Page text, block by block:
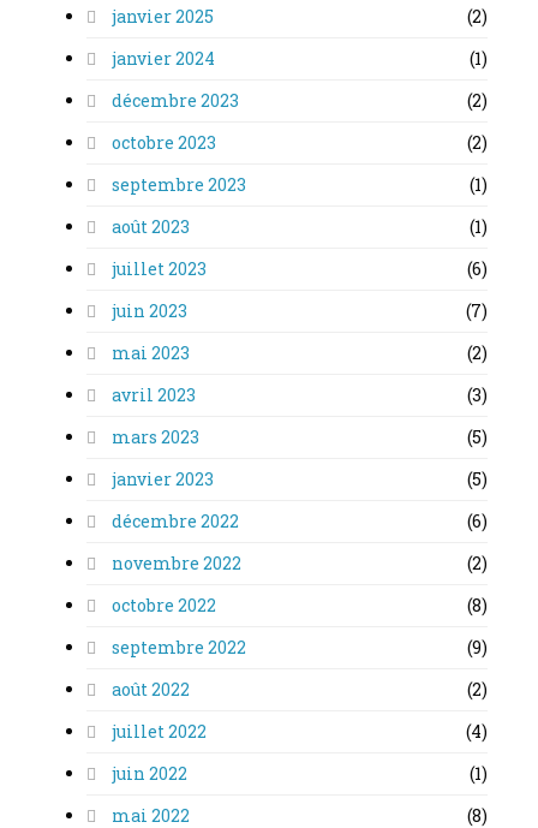
janvier 2025
(2)
janvier 2024
(1)
décembre 2023
(2)
octobre 2023
(2)
septembre 2023
(1)
août 2023
(1)
juillet 2023
(6)
juin 2023
(7)
mai 2023
(2)
avril 2023
(3)
mars 2023
(5)
janvier 2023
(5)
décembre 2022
(6)
novembre 2022
(2)
octobre 2022
(8)
septembre 2022
(9)
août 2022
(2)
juillet 2022
(4)
juin 2022
(1)
mai 2022
(8)